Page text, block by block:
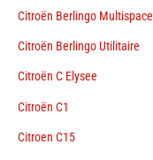
Citroën Berlingo Multispace
Citroën Berlingo Utilitaire
Citroën C Elysee
Citroën C1
Citroen C15